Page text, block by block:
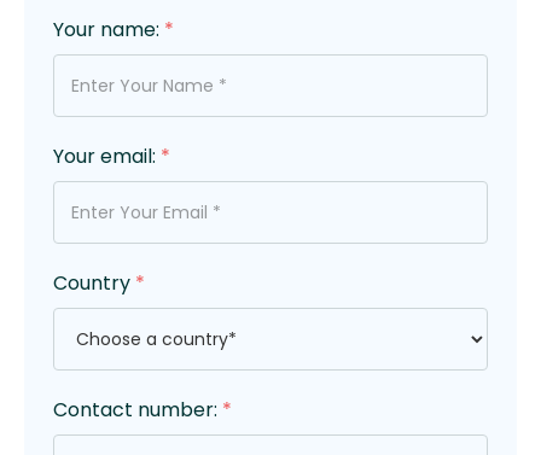
Your name: *
Your email: *
Country *
Contact number: *